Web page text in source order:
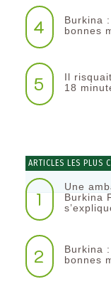
4
Burkina
bonnes
5
Il
18
ARTICLES LES PLUS
1
Une
Burkina
2
Burkina
bonnes